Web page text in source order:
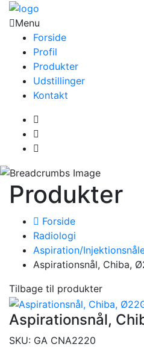
Menu
Forside
Profil
Produkter
Udstillinger
Kontakt
Produkter
Forside
Radiologi
Aspiration/
Aspirationsnål, Chiba,
Tilbage til produkter
Aspirationsnål,
SKU: GA CNA2220